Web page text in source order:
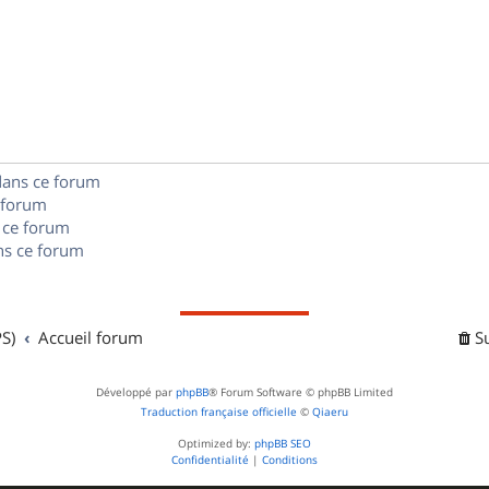
e
ce forum
forum
ce forum
Accueil forum
Développé par phpBB® Forum Software © phpBB Limited
Traduction française officielle © Qiaeru
Optimized by: phpBB SEO
Confidentialité | Conditions